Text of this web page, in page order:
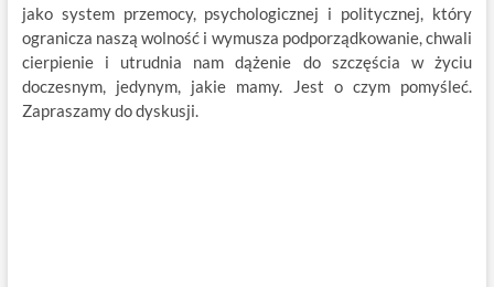
jako system przemocy, psychologicznej i politycznej, który
ogranicza naszą wolność i wymusza podporządkowanie, chwali
cierpienie i utrudnia nam dążenie do szczęścia w życiu
doczesnym, jedynym, jakie mamy. Jest o czym pomyśleć.
Zapraszamy do dyskusji.